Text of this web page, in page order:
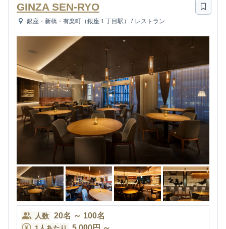
GINZA SEN-RYO
銀座・新橋・有楽町（銀座１丁目駅） / レストラン
人数 20名 ～ 100名